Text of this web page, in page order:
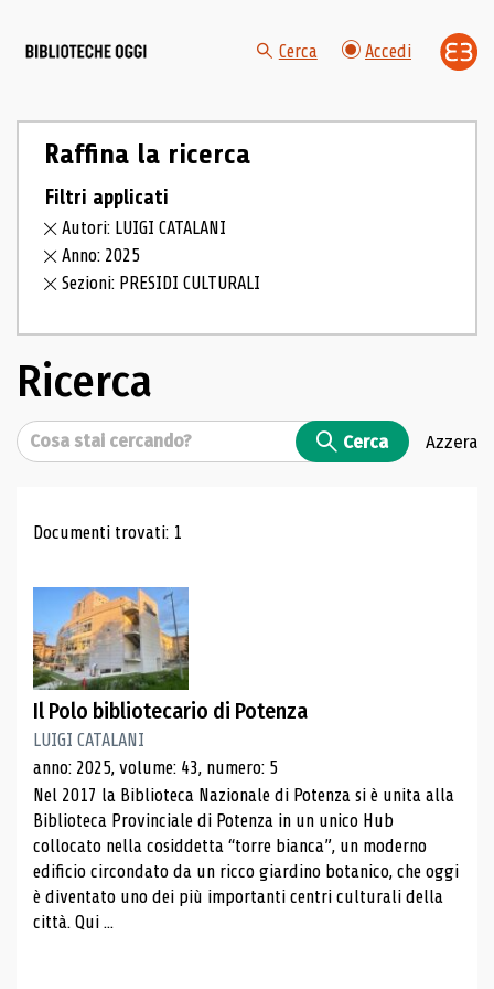
Cerca Accedi
Raffina la ricerca
Filtri applicati
Autori: LUIGI CATALANI
Anno: 2025
Sezioni: PRESIDI CULTURALI
Ricerca
Cerca Cerca Azzera
Risultati di ricerca
Documenti trovati: 1
Il Polo bibliotecario di Potenza
LUIGI CATALANI
anno: 2025, volume: 43, numero: 5
Nel 2017 la Biblioteca Nazionale di Potenza si è unita alla
Biblioteca Provinciale di Potenza in un unico Hub
collocato nella cosiddetta “torre bianca”, un moderno
edificio circondato da un ricco giardino botanico, che oggi
è diventato uno dei più importanti centri culturali della
città. Qui ...